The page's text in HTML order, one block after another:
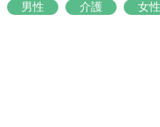
男性 介護 女性